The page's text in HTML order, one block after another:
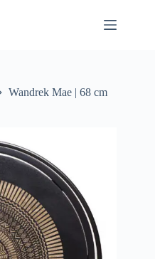
Wandrek Mae | 68 cm